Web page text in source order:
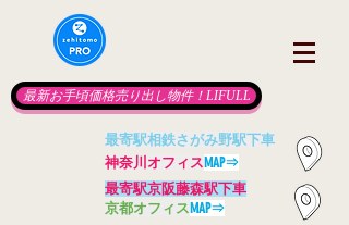
最新お手頃価格売り出し物件！LIFULL
最寄駅相鉄さがみ野駅下車
神奈川オフィス MAP⇒
最寄駅京阪藤森駅下車
京都オフィス MAP⇒